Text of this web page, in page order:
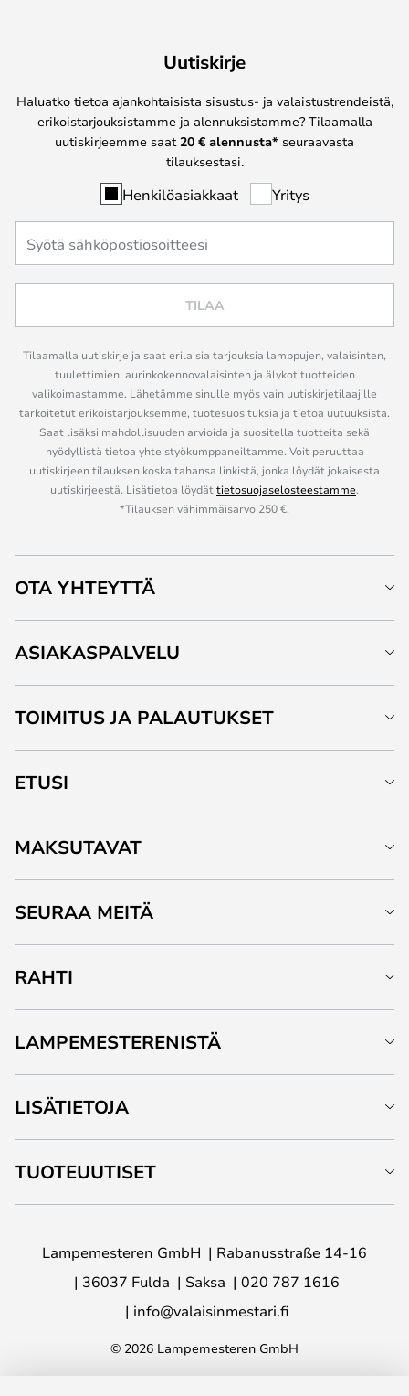
Uutiskirje
Haluatko tietoa ajankohtaisista sisustus- ja valaistustrendeistä,
erikoistarjouksistamme ja alennuksistamme? Tilaamalla
uutiskirjeemme saat 20 € alennusta* seuraavasta
tilauksestasi.
Henkilöasiakkaat Yritys
TILAA
Tilaamalla uutiskirje ja saat erilaisia tarjouksia lamppujen, valaisinten,
tuulettimien, aurinkokennovalaisinten ja älykotituotteiden
valikoimastamme. Lähetämme sinulle myös vain uutiskirjetilaajille
tarkoitetut erikoistarjouksemme, tuotesuosituksia ja tietoa uutuuksista.
Saat lisäksi mahdollisuuden arvioida ja suositella tuotteita sekä
hyödyllistä tietoa yhteistyökumppaneiltamme. Voit peruuttaa
uutiskirjeen tilauksen koska tahansa linkistä, jonka löydät jokaisesta
uutiskirjeestä. Lisätietoa löydättietosuojaselosteestamme.
*Tilauksen vähimmäisarvo 250 €.
OTA YHTEYTTÄ
ASIAKASPALVELU
TOIMITUS JA PALAUTUKSET
ETUSI
MAKSUTAVAT
SEURAA MEITÄ
RAHTI
LAMPEMESTERENISTÄ
LISÄTIETOJA
TUOTEUUTISET
Lampemesteren GmbH
Rabanusstraße 14-16
36037 Fulda
Saksa
020 787 1616
info@valaisinmestari.fi
© 2026 Lampemesteren GmbH